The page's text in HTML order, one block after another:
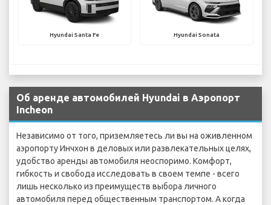
Hyundai Santa Fe Hyundai Sonata
Об аренде автомобилей Hyundai в Аэропорт
Incheon
Независимо от того, приземляетесь ли вы на оживленном
аэропорту Инчхон в деловых или развлекательных целях,
удобство аренды автомобиля неоспоримо. Комфорт,
гибкость и свобода исследовать в своем темпе - всего
лишь несколько из преимуществ выбора личного
автомобиля перед общественным транспортом. А когда